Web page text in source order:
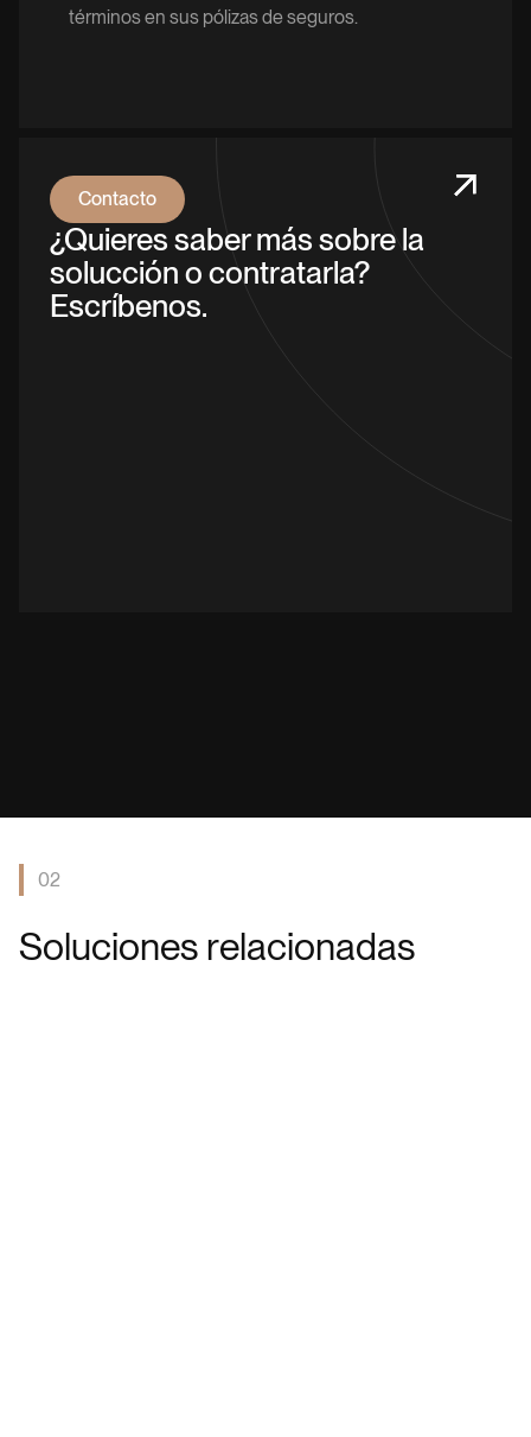
términos en sus pólizas de seguros.
Contacto
¿Quieres saber más sobre la
solucción o contratarla?
Escríbenos.
02
Soluciones relacionadas